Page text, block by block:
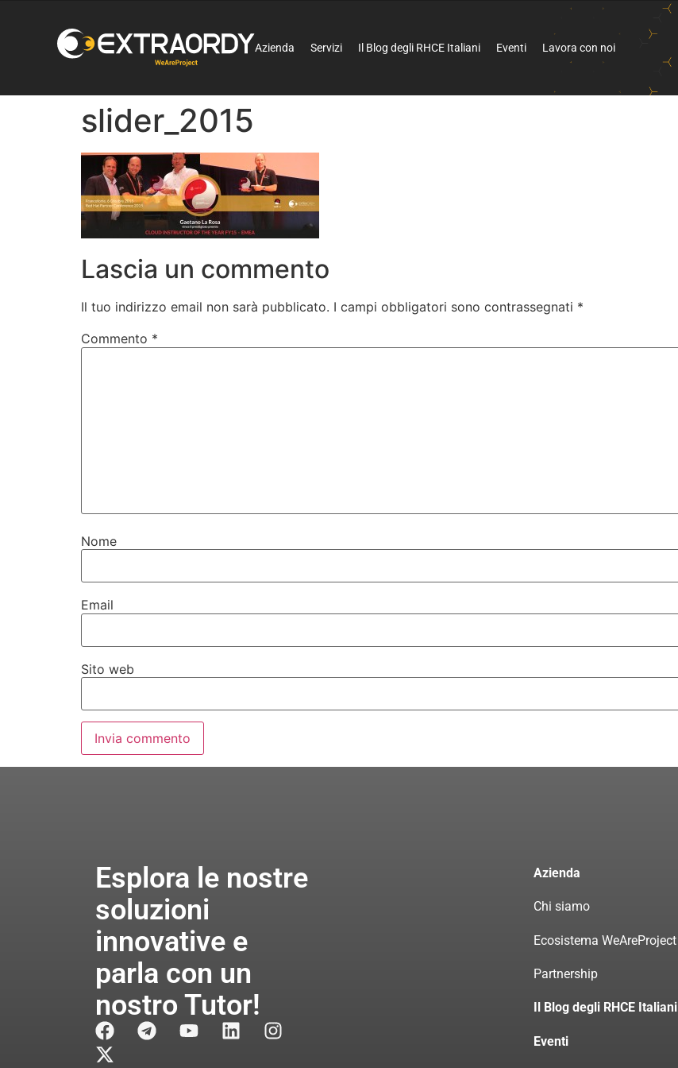
Azienda Servizi Il Blog degli RHCE Italiani Eventi Lavora con noi
slider_2015
Lascia un commento
Il tuo indirizzo email non sarà pubblicato. I campi obbligatori sono contrassegnati *
Commento *
Nome
Email
Sito web
Esplora le nostre
soluzioni
innovative e
parla con un
nostro Tutor!
Azienda
Chi siamo
Ecosistema WeAreProject
Partnership
Il Blog degli RHCE Italiani
Eventi